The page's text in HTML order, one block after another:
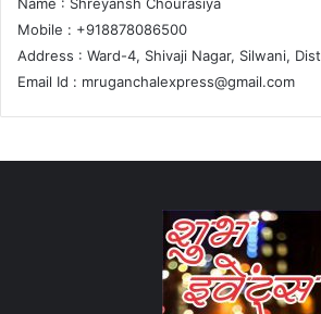
Name : Shreyansh Chourasiya
Mobile : +918878086500
Address : Ward-4, Shivaji Nagar, Silwani,
Email Id : mruganchalexpress@gmail.com